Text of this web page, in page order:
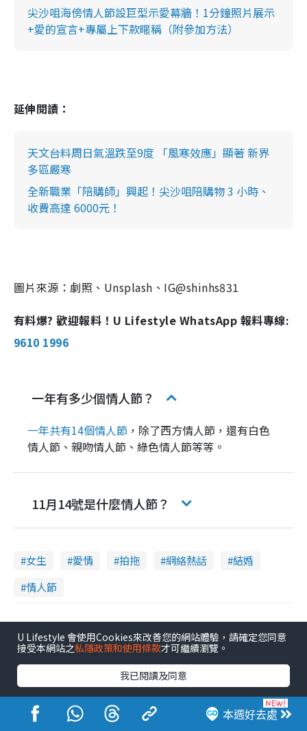
尖沙咀海傍情人節設巨型示愛幕牆！1分鐘照片展示
+愛的宣言+專屬上下款暱稱（附參加方法）
延伸閱讀：
天文台料周日氣溫跌至9度 「風寒效應」顯著 新界
多區嚴寒
全新職業「陪購師」興起！尖沙咀陪購物 3 小時、
收費高達 6000元！
圖片來源：劇照、Unsplash、IG@shinhs831
有料爆? 歡迎報料！U Lifestyle WhatsApp 報料專線:
9610 1996
一年有多少個情人節？
一年共有14個情人節 ，除了西方情人節，還有白色
情人節、親吻情人節、綠色情人節等等。
11月14號是什麼情人節？
女生 愛情 拍拖 網絡熱話
結婚
情人節
港生活人氣本地熱話
奪命寄生蟲｜食生菜狂瀉首現死者！疫潮惡化錄1.8萬宗病例 揭洗菜3大謬誤
2 銀行高層戀上水療女技師！兩個月借128萬驚覺「沉船」沉落火海 揭背後疑似邪教操控賣淫
本週好去處
U Lifestyle 會使用Cookies來改善您的網站體驗，請確定您同意
接受本網站之私隱政策和使用條款才可繼續瀏覽。
我已閱讀及同意